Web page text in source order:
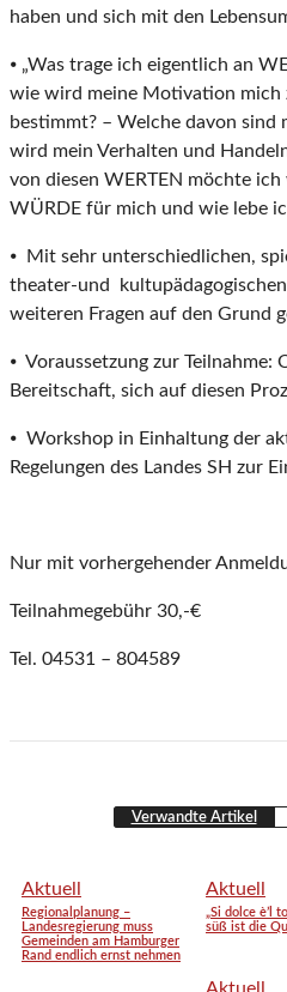
haben und sich mit den
⦁ „Was trage ich eigentlich an
wie wird meine Motivation mich
bestimmt? – Welche davon
wird mein Verhalten und
von diesen WERTEN möchte
WÜRDE für mich und wie lebe
⦁ Mit sehr unterschiedlichen,
theater-und
weiteren Fragen auf den Grund
⦁ Voraussetzung zur Teilnahme:
Bereitschaft, sich auf diesen
⦁ Workshop in Einhaltung der
Regelungen des Landes SH zur
Nur mit vorhergehender
Teilnahmegebühr 30,-€
Tel. 04531 – 804589
Verwandte Artikel
Aktuell
Regionalplanung –
Landesregierung muss
Gemeinden am Hamburger
Rand endlich ernst nehmen
Aktuell
„Si dolce è’l
süß ist die